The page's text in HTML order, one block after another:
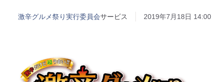
激辛グルメ祭り実行委員会サービス 2019年7月18日 14:00